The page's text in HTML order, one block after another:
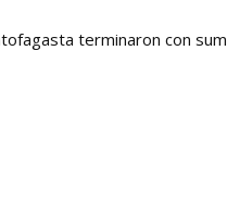
terminaron con